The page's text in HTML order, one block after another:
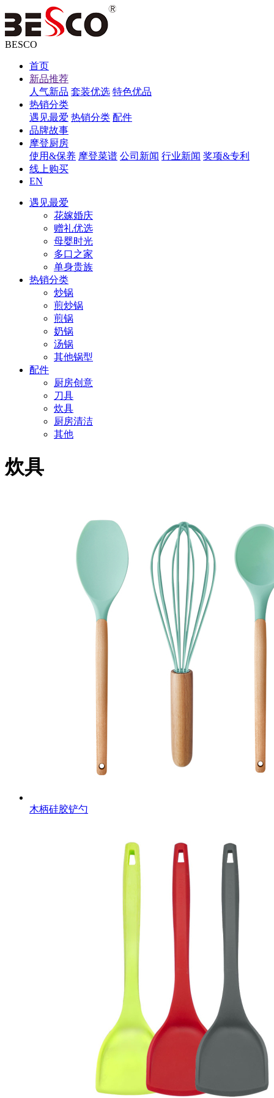
BESCO
首页
新品推荐
人气新品 套装优选 特色优品
热销分类
遇见最爱 热销分类 配件
品牌故事
摩登厨房
使用&保养 摩登菜谱 公司新闻 行业新闻 奖项&专利
线上购买
EN
遇见最爱
花嫁婚庆
赠礼优选
母婴时光
多口之家
单身贵族
热销分类
炒锅
煎炒锅
煎锅
奶锅
汤锅
其他锅型
配件
厨房创意
刀具
炊具
厨房清洁
其他
炊具
木柄硅胶铲勺